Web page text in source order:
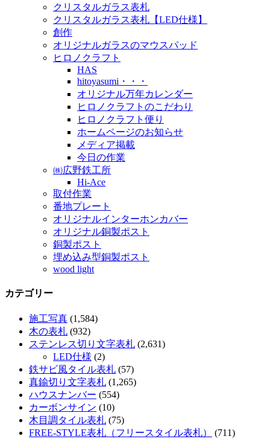
クリスタルガラス表札
クリスタルガラス表札【LED仕様】
創作
オリジナルガラスのマウスパッド
ヒロノクラフト
HAS
hitoyasumi・・・
オリジナル万年カレンダー
ヒロノクラフトのこだわり
ヒロノクラフト便り
ホームページのお知らせ
メディア掲載
今日の作業
㈱広野鉄工所
Hi-Ace
取付作業
番地プレート
オリジナルインターホンカバー
オリジナル銅製ポスト
銅製ポスト
埋め込み型銅製ポスト
wood light
カテゴリー
施工写真 (1,584)
木の表札 (932)
ステンレス切り文字表札 (2,631)
LED仕様 (2)
鉄サビ風タイル表札 (57)
真鍮切り文字表札 (1,265)
ハウスナンバー (554)
カーボンサイン (10)
木目調タイル表札 (75)
FREE-STYLE表札（フリースタイル表札）
(711)